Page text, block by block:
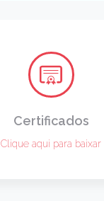
Certificados
Clique aqui para baixar